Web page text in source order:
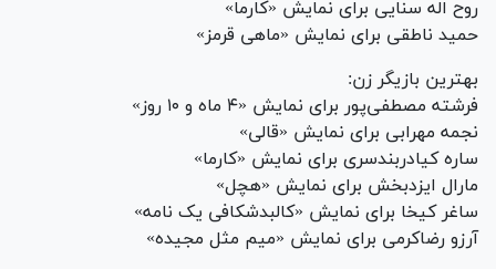
روح اله سنایی برای نمایش «کارما»
حمید ناطقی برای نمایش «ماهی قرمز»
بهترین بازیگر زن:
فرشته مصطفی‌پور برای نمایش «۴ ماه و ۱۰ روز»
نجمه مهرابی برای نمایش «قالی»
ساره کیادربندسری برای نمایش «کارما»
مارال ایزدبخش برای نمایش «هچل»
ساغر کیخا برای نمایش «کالبدشکافی یک نامه»
آرزو رضاکرمی برای نمایش «میم مثل مجیده»